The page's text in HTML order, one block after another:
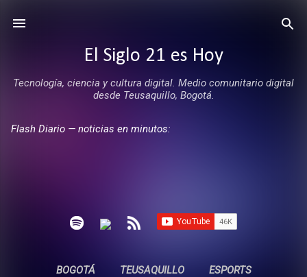
El Siglo 21 es Hoy
Tecnología, ciencia y cultura digital. Medio comunitario digital
desde Teusaquillo, Bogotá.
Flash Diario — noticias en minutos:
BOGOTÁ TEUSAQUILLO ESPORTS